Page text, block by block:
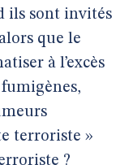
ils sont invités
que le
à l’excès
terroriste »
?